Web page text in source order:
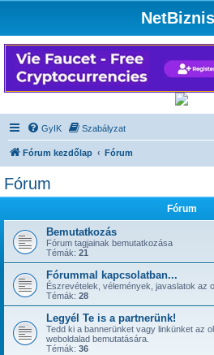
GyIK Szabályzat
Fórum kezdőlap Fórum
Fórum
Fórum
Bemutatkozás
Fórum tagjainak bemutatkozása
Témák: 21
Fórummal kapcsolatban...
Észrevételek, vélemények, javaslatok az
Témák: 28
Legyél Te is a partnerünk!
Tedd ki a bannerünket vagy linkünket az
weboldalad bemutatására.
Témák: 36